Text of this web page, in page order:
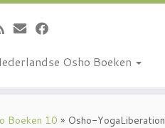
Osho Boeken
Boeken 10 » Osho-YogaLiberation